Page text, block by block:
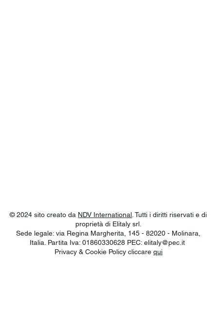
© 2024 sito creato da NDV International . Tutti i diritti riservati e di
proprietà di Elitaly srl.
Sede legale: via Regina Margherita, 145 - 82020 - Molinara,
Italia. Partita Iva: 01860330628 PEC:elitaly@pec.it
Privacy & Cookie Policy cliccare qui